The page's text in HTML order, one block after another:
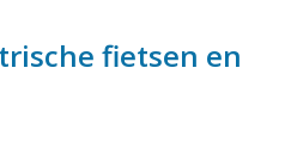
fietsen en